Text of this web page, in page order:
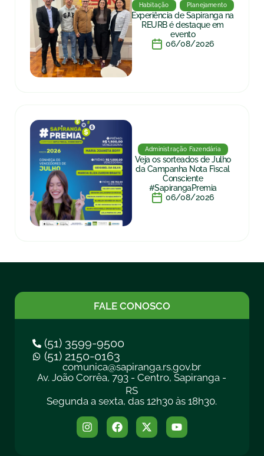
Habitação Planejamento
Experiência de Sapiranga na
REURB é destaque em
evento
06/08/2026
Administração Fazendária
Veja os sorteados de Julho
da Campanha Nota Fiscal
Consciente
#SapirangaPremia
06/08/2026
FALE CONOSCO
(51) 3599-9500
(51) 2150-0163
comunica@sapiranga.rs.gov.br
Av. João Corrêa, 793 - Centro, Sapiranga -
RS
Segunda a sexta, das 12h30 às 18h30.